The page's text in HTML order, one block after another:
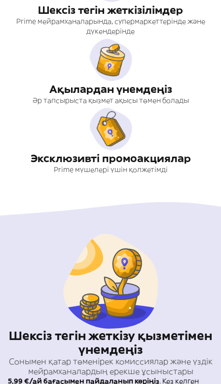
Шексіз тегін жеткізілімдер
Prime мейрамханаларында, супермаркеттерінде және
дүкендерінде
Ақылардан үнемдеңіз
Әр тапсырыста қызмет ақысы төмен болады
Эксклюзивті промоакциялар
Prime мүшелері үшін қолжетімді
Шексіз тегін жеткізу қызметімен
үнемдеңіз
Сонымен қатар төменірек комиссиялар және үздік
мейрамханалардың ерекше ұсыныстары
5,99 €/ай бағасымен пайдаланып көріңіз. Кез келген